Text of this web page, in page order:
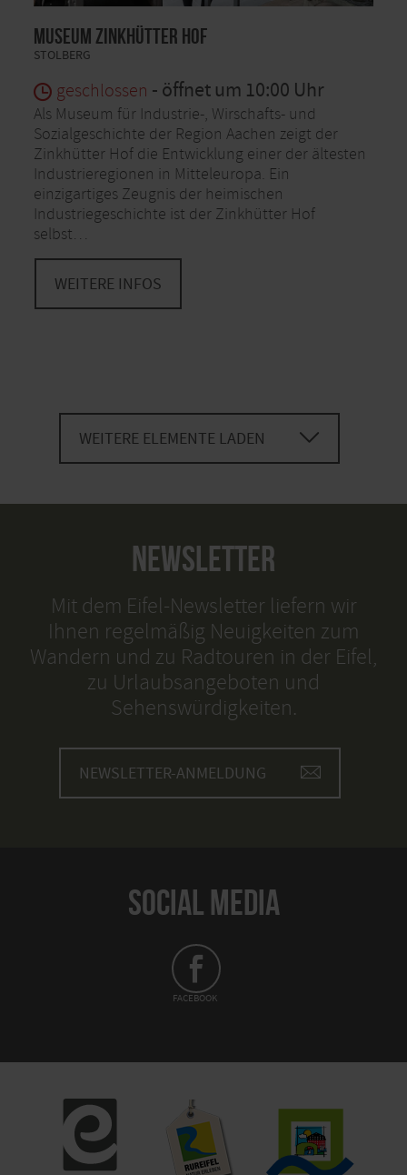
Museum Zinkhütter Hof
STOLBERG
geschlossen - öffnet um 10:00 Uhr
Als Museum für Industrie-, Wirschafts- und
Sozialgeschichte der Region Aachen zeigt der
Zinkhütter Hof die Entwicklung einer der ältesten
Industrieregionen in Mitteleuropa. Ein
einzigartiges Zeugnis der heimischen
Industriegeschichte ist der Zinkhütter Hof
selbst…
WEITERE INFOS
WEITERE ELEMENTE LADEN
NEWSLETTER
Mit dem Eifel-Newsletter liefern wir
Ihnen regelmäßig Neuigkeiten zum
Wandern und zu Radtouren in der Eifel,
zu Urlaubsangeboten und
Sehenswürdigkeiten.
NEWSLETTER-ANMELDUNG
SOCIAL MEDIA
FACEBOOK